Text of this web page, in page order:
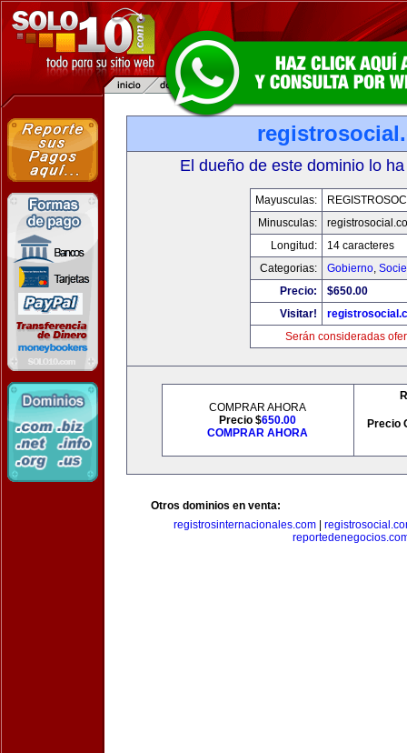
El dueño de este dominio lo
Mayusculas:
Minusculas:
Longitud:
14 caracteres
Categorias:
Gobierno,
Precio:
$650.00
Visitar!
Serán consideradas
COMPRAR AHORA
Precio $650.00
COMPRAR AHORA
Precio
Otros dominios en venta:
registrosinternacionales.com